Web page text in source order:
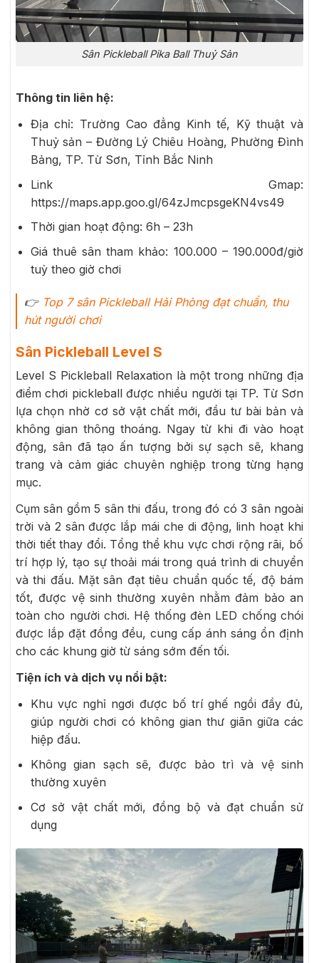
Sân Pickleball Pika Ball Thuỷ Sản
Thông tin liên hệ:
Địa chỉ: Trường Cao đẳng Kinh tế, Kỹ thuật và
Thuỷ sản – Đường Lý Chiêu Hoàng, Phường Đình
Bảng, TP. Từ Sơn, Tỉnh Bắc Ninh
Link Gmap:
https://maps.app.goo.gl/64zJmcpsgeKN4vs49
Thời gian hoạt động: 6h – 23h
Giá thuê sân tham khảo: 100.000 – 190.000đ/giờ
tuỳ theo giờ chơi
👉 Top 7 sân Pickleball Hải Phòng đạt chuẩn, thu
hút người chơi
Sân Pickleball Level S
Level S Pickleball Relaxation là một trong những địa
điểm chơi pickleball được nhiều người tại TP. Từ Sơn
lựa chọn nhờ cơ sở vật chất mới, đầu tư bài bản và
không gian thông thoáng. Ngay từ khi đi vào hoạt
động, sân đã tạo ấn tượng bởi sự sạch sẽ, khang
trang và cảm giác chuyên nghiệp trong từng hạng
mục.
Cụm sân gồm 5 sân thi đấu, trong đó có 3 sân ngoài
trời và 2 sân được lắp mái che di động, linh hoạt khi
thời tiết thay đổi. Tổng thể khu vực chơi rộng rãi, bố
trí hợp lý, tạo sự thoải mái trong quá trình di chuyển
và thi đấu. Mặt sân đạt tiêu chuẩn quốc tế, độ bám
tốt, được vệ sinh thường xuyên nhằm đảm bảo an
toàn cho người chơi. Hệ thống đèn LED chống chói
được lắp đặt đồng đều, cung cấp ánh sáng ổn định
cho các khung giờ từ sáng sớm đến tối.
Tiện ích và dịch vụ nổi bật:
Khu vực nghỉ ngơi được bố trí ghế ngồi đầy đủ,
giúp người chơi có không gian thư giãn giữa các
hiệp đấu.
Không gian sạch sẽ, được bảo trì và vệ sinh
thường xuyên
Cơ sở vật chất mới, đồng bộ và đạt chuẩn sử
dụng